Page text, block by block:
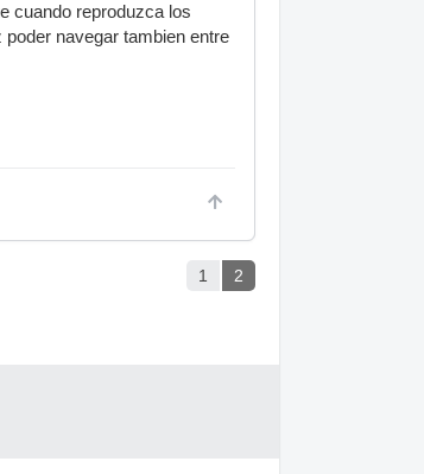
cuando reproduzca los
navegar tambien entre
1 2